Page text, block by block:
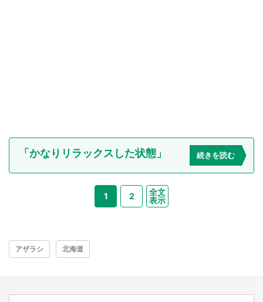
「かなりリラックスした状態」 続きを読む
1 2
全文
表示
アザラシ 北海道